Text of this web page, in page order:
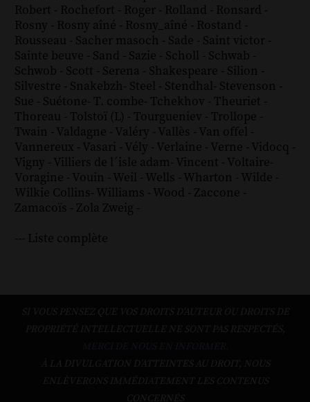
Robert - Rochefort - Roger - Rolland - Ronsard -
Rosny - Rosny aîné - Rosny_aîné - Rostand -
Rousseau - Sacher masoch - Sade - Saint victor -
Sainte beuve - Sand - Sazie - Scholl - Schwab -
Schwob - Scott - Serena - Shakespeare - Silion -
Silvestre - Snakebzh- Steel - Stendhal- Stevenson -
Sue - Suétone- T. combe- Tchekhov - Theuriet -
Thoreau - Tolstoï (L) - Tourgueniev - Trollope -
Twain - Valdagne - Valéry - Vallès - Van offel -
Vannereux - Vasari - Vély - Verlaine - Verne - Vidocq -
Vigny - Villiers de l´isle adam- Vincent - Voltaire-
Voragine - Vouin - Weil - Wells - Wharton - Wilde -
Wilkie Collins- Williams - Wood - Zaccone -
Zamacoïs - Zola Zweig -
--- Liste complète